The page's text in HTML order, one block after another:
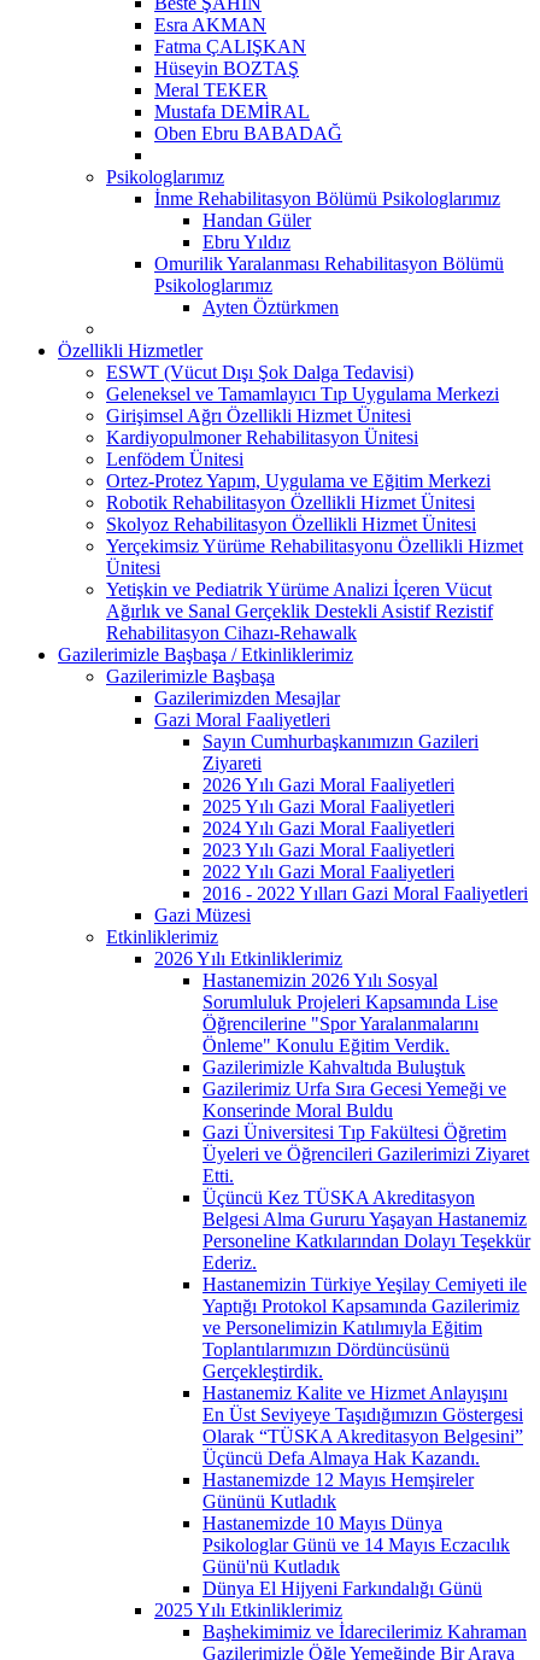
Esra AKMAN
Fatma ÇALIŞKAN
Hüseyin BOZTAŞ
Meral TEKER
Mustafa DEMİRAL
Oben Ebru BABADAĞ
Psikologlarımız
İnme Rehabilitasyon Bölümü Psikologlarımız
Handan Güler
Ebru Yıldız
Omurilik Yaralanması Rehabilitasyon Bölümü
Psikologlarımız
Ayten Öztürkmen
Özellikli Hizmetler
ESWT (Vücut Dışı Şok Dalga Tedavisi)
Geleneksel ve Tamamlayıcı Tıp Uygulama Merkezi
Girişimsel Ağrı Özellikli Hizmet Ünitesi
Kardiyopulmoner Rehabilitasyon Ünitesi
Lenfödem Ünitesi
Ortez-Protez Yapım, Uygulama ve Eğitim Merkezi
Robotik Rehabilitasyon Özellikli Hizmet Ünitesi
Skolyoz Rehabilitasyon Özellikli Hizmet Ünitesi
Yerçekimsiz Yürüme Rehabilitasyonu Özellikli Hizmet
Ünitesi
Yetişkin ve Pediatrik Yürüme Analizi İçeren Vücut
Ağırlık ve Sanal Gerçeklik Destekli Asistif Rezistif
Rehabilitasyon Cihazı-Rehawalk
Gazilerimizle Başbaşa / Etkinliklerimiz
Gazilerimizle Başbaşa
Gazilerimizden Mesajlar
Gazi Moral Faaliyetleri
Sayın Cumhurbaşkanımızın Gazileri
Ziyareti
2026 Yılı Gazi Moral Faaliyetleri
2025 Yılı Gazi Moral Faaliyetleri
2024 Yılı Gazi Moral Faaliyetleri
2023 Yılı Gazi Moral Faaliyetleri
2022 Yılı Gazi Moral Faaliyetleri
2016 - 2022 Yılları Gazi Moral Faaliyetleri
Gazi Müzesi
Etkinliklerimiz
2026 Yılı Etkinliklerimiz
Hastanemizin 2026 Yılı Sosyal
Sorumluluk Projeleri Kapsamında Lise
Öğrencilerine "Spor Yaralanmalarını
Önleme" Konulu Eğitim Verdik.
Gazilerimizle Kahvaltıda Buluştuk
Gazilerimiz Urfa Sıra Gecesi Yemeği ve
Konserinde Moral Buldu
Gazi Üniversitesi Tıp Fakültesi Öğretim
Üyeleri ve Öğrencileri Gazilerimizi Ziyaret
Etti.
Üçüncü Kez TÜSKA Akreditasyon
Belgesi Alma Gururu Yaşayan Hastanemiz
Personeline Katkılarından Dolayı Teşekkür
Ederiz.
Hastanemizin Türkiye Yeşilay Cemiyeti ile
Yaptığı Protokol Kapsamında Gazilerimiz
ve Personelimizin Katılımıyla Eğitim
Toplantılarımızın Dördüncüsünü
Gerçekleştirdik.
Hastanemiz Kalite ve Hizmet Anlayışını
En Üst Seviyeye Taşıdığımızın Göstergesi
Olarak “TÜSKA Akreditasyon Belgesini”
Üçüncü Defa Almaya Hak Kazandı.
Hastanemizde 12 Mayıs Hemşireler
Gününü Kutladık
Hastanemizde 10 Mayıs Dünya
Psikologlar Günü ve 14 Mayıs Eczacılık
Günü'nü Kutladık
Dünya El Hijyeni Farkındalığı Günü
2025 Yılı Etkinliklerimiz
Başhekimimiz ve İdarecilerimiz Kahraman
Gazilerimizle Öğle Yemeğinde Bir Araya